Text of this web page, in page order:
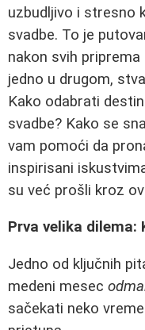
uzbudljivo i stresno
svadbe. To je
nakon svih
jedno u drugom,
Kako odabrati
svadbe? Kako se
vam pomoći da
inspirisani
su već prošli kroz
Prva velika dilema:
Jedno od ključnih
medeni mesec
sačekati neko